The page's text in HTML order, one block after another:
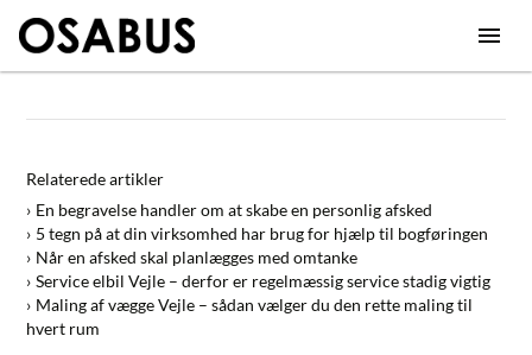
Relaterede artikler
En begravelse handler om at skabe en personlig afsked
5 tegn på at din virksomhed har brug for hjælp til bogføringen
Når en afsked skal planlægges med omtanke
Service elbil Vejle – derfor er regelmæssig service stadig vigtig
Maling af vægge Vejle – sådan vælger du den rette maling til
hvert rum